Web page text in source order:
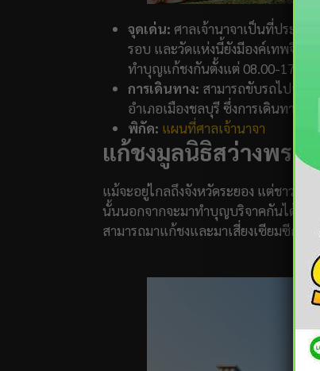
จุดเด่น: ศาลเจ้านาจาเป็นที่ประทับ
รอบ และวัดแห่งนี้ยังมีองค์เทพจีนค
ทำบุญแก้ชงกันตั้งแต่ 08.00-17.00 น.
การเดินทาง: สามารถขับรถไปจังห
อำเภอเมืองชลบุรี ซึ่งการเดินทาง
พิกัด: แผนที่ศาลเจ้านาจา
แก้ชงมูลนิธิสว่างพรกุศ
แม้จะอยู่ไกลถึงจังหวัดระยอง แต่ชาวโซ
นั้นนอกจากจะมาทำบุญบริจาคกันได้แล้ว
สามารถมาแก้ชงและมาเสี่ยงเซียมซีกันไ